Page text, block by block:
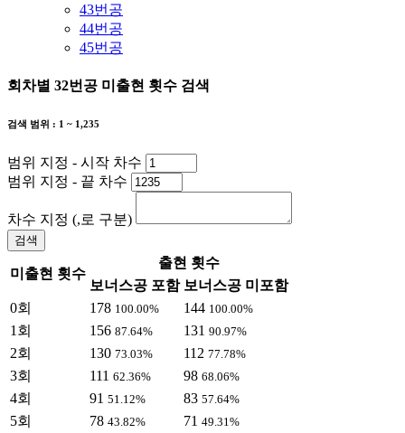
43번공
44번공
45번공
회차별 32번공 미출현 횟수 검색
검색 범위 : 1 ~ 1,235
범위 지정 - 시작 차수
범위 지정 - 끝 차수
차수 지정 (,로 구분)
검색
미출현 횟수
출현 횟수
보너스공 포함 보너스공 미포함
0회
178 100.00% 144 100.00%
1회 156 87.64% 131 90.97%
2회 130 73.03% 112 77.78%
3회 111 62.36% 98 68.06%
4회 91 51.12% 83 57.64%
5회 78 43.82% 71 49.31%